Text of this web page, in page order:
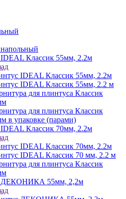
Классик 55мм, 2.2м
IDEAL Классик 55мм, 2.2м
IDEAL Классик 55мм, 2.2 м
для плинтуса Классик
для плинтуса Классик
в упаковке (парами)
Классик 70мм, 2.2м
IDEAL Классик 70мм, 2.2м
IDEAL Классик 70 мм, 2.2 м
для плинтуса Классик
ДЕКОНИКА 55мм, 2,2м